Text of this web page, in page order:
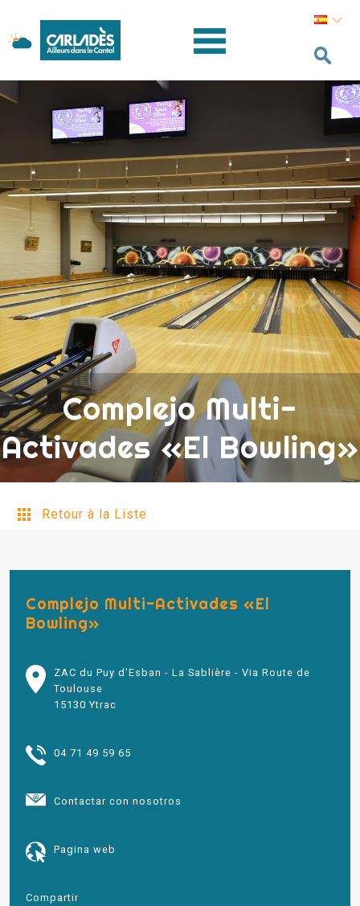
Complejo Multi-
Activades «El Bowling»
Retour à la Liste
Complejo Multi-Activades «El
Bowling»
ZAC du Puy d'Esban - La Sablière - Via Route de
Toulouse
15130 Ytrac
04 71 49 59 65
Contactar con nosotros
Pagina web
Compartir